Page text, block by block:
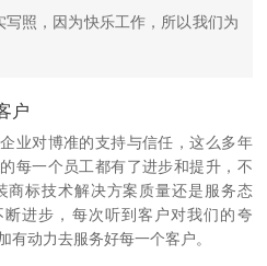
照，因为快乐工作，所以我们为
户
业对博准的支持与信任，这么多年
每一个员工都有了进步和提升，不
商标技术解决方案质量还是服务态
断进步，每次听到客户对我们的夸
有动力去服务好每一个客户。